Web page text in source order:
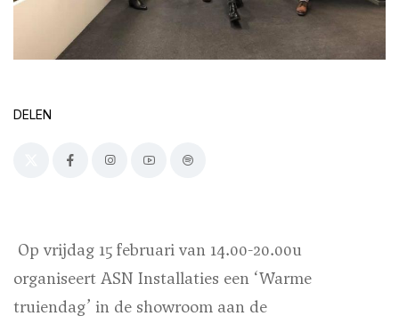
DELEN
Op vrijdag 15 februari van 14.00-20.00u
organiseert ASN Installaties een ‘Warme
truiendag’ in de showroom aan de